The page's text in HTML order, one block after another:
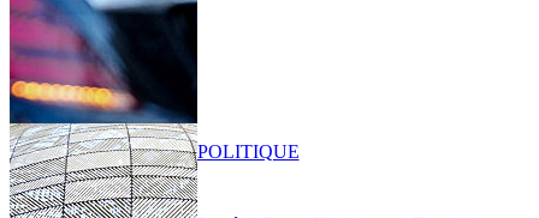
POLITIQUE